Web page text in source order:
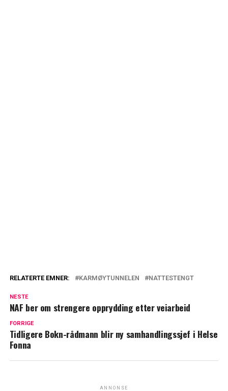
RELATERTE EMNER: KARMØYTUNNELEN NATTESTENGT
NESTE
NAF ber om strengere opprydding etter veiarbeid
FORRIGE
Tidligere Bokn-rådmann blir ny samhandlingssjef i Helse
Fonna
ANNONSE